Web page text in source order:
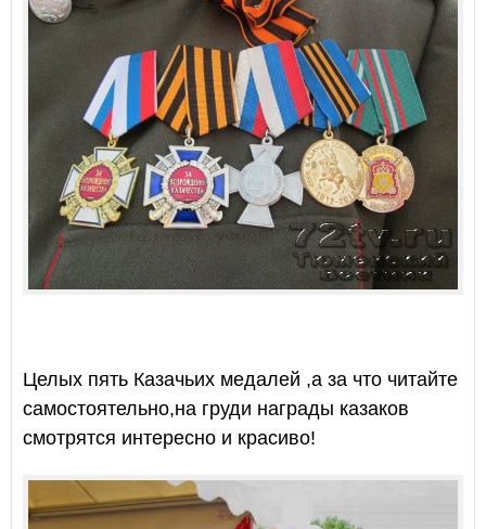
Целых пять Казачьих медалей ,а за что читайте
самостоятельно,на груди награды казаков
смотрятся интересно и красиво!